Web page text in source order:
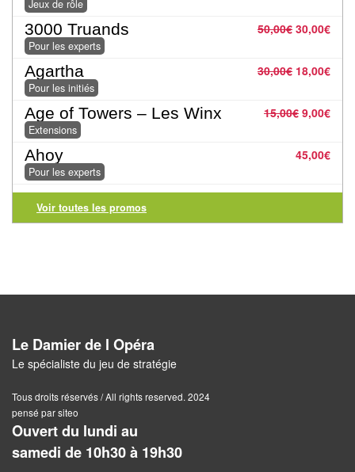
Coffrets
jeux
–
multijeux
Cartes
traditionnelles
Jeu
de
Solitaires
Fléchettes
Billard
et
Jeux de rôle
50,00€ 30,00€
3000 Truands
Pour les experts
30,00€ 18,00€
Agartha
Pour les initiés
15,00€ 9,00€
Age of Towers – Les Winx
Extensions
45,00€
Ahoy
Pour les experts
Voir toutes les promos
Le Damier de l Opéra
Le spécialiste du jeu de stratégie
Tous droits réservés / All rights reserved. 2024
pensé par siteo
Ouvert du lundi au
samedi de 10h30 à 19h30